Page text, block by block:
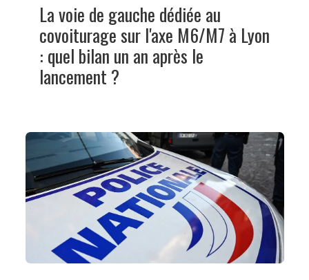
La voie de gauche dédiée au
covoiturage sur l'axe M6/M7 à Lyon
: quel bilan un an après le
lancement ?